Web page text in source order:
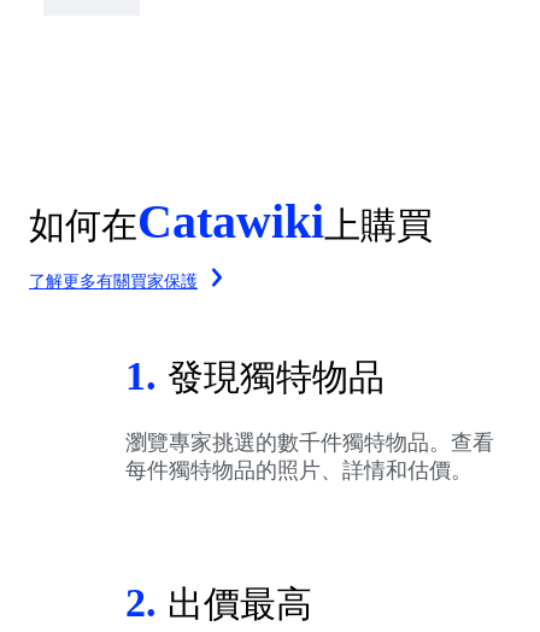
如何在Catawiki 上購買
了解更多有關買家保護
1. 發現獨特物品
瀏覽專家挑選的數千件獨特物品。查看
每件獨特物品的照片、詳情和估價。
2. 出價最高